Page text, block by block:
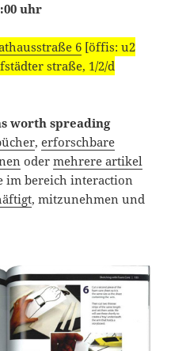
uhr
6 [öffis: u2
straße, 1/2/d
worth spreading
,erforschbare
odermehrere artikel
im bereich interaction
, mitzunehmen und